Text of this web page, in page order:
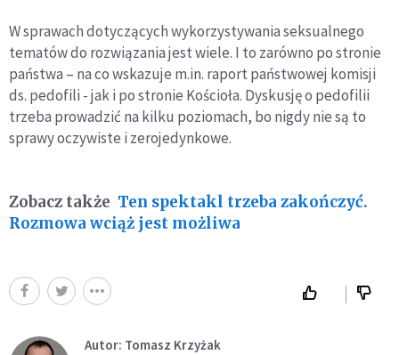
W sprawach dotyczących wykorzystywania seksualnego
tematów do rozwiązania jest wiele. I to zarówno po stronie
państwa – na co wskazuje m.in. raport państwowej komisji
ds. pedofili - jak i po stronie Kościoła. Dyskusję o pedofilii
trzeba prowadzić na kilku poziomach, bo nigdy nie są to
sprawy oczywiste i zerojedynkowe.
Zobacz także Ten spektakl trzeba zakończyć.
Rozmowa wciąż jest możliwa
Autor: Tomasz Krzyżak